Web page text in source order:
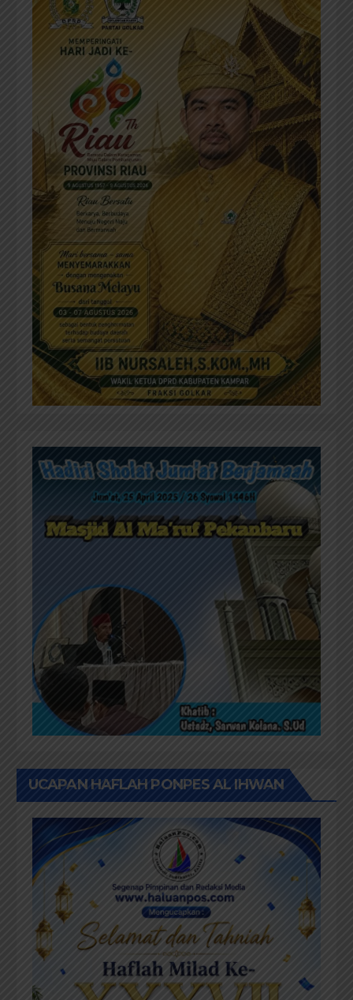
UCAPAN HAFLAH PONPES AL IHWAN